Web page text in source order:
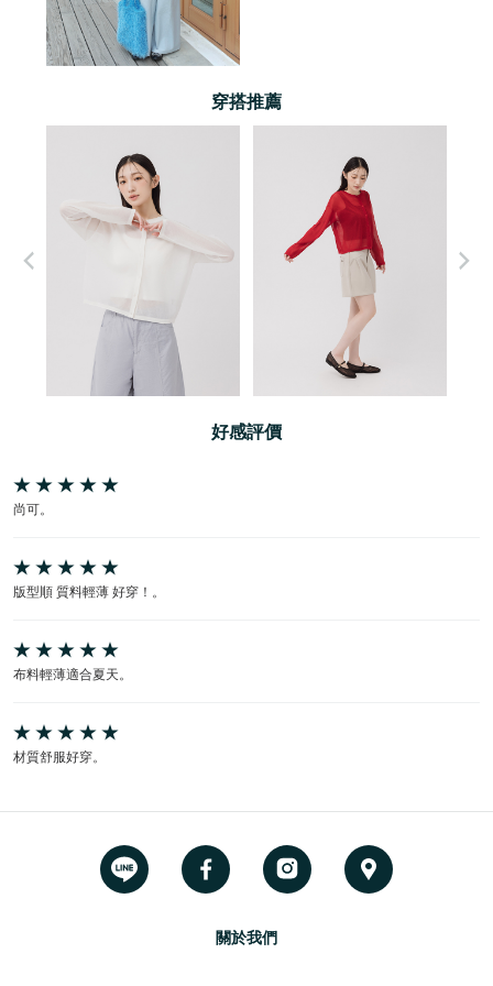
穿搭推薦
好感評價
尚可。
版型順 質料輕薄 好穿！。
布料輕薄適合夏天。
材質舒服好穿。
關於我們